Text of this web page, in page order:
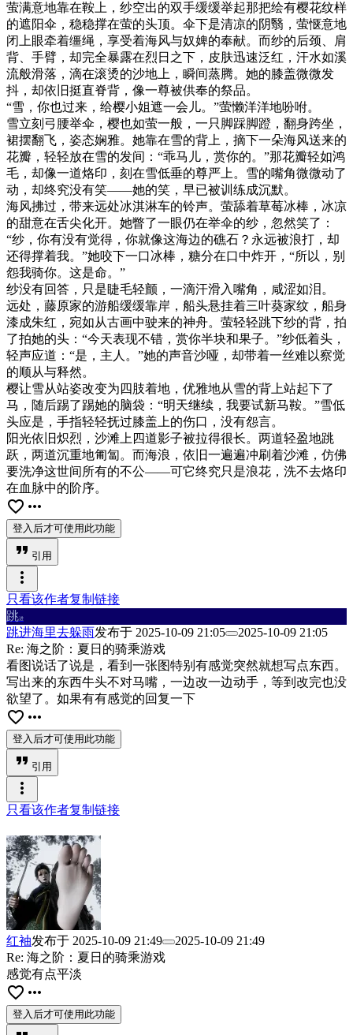
萤满意地靠在鞍上，纱空出的双手缓缓举起那把绘有樱花纹样
的遮阳伞，稳稳撑在萤的头顶。伞下是清凉的阴翳，萤惬意地
闭上眼牵着缰绳，享受着海风与奴婢的奉献。而纱的后颈、肩
背、手臂，却完全暴露在烈日之下，皮肤迅速泛红，汗水如溪
流般滑落，滴在滚烫的沙地上，瞬间蒸腾。她的膝盖微微发
抖，却依旧挺直脊背，像一尊被供奉的祭品。
“雪，你也过来，给樱小姐遮一会儿。”萤懒洋洋地吩咐。
雪立刻弓腰举伞，樱也如萤一般，一只脚踩脚蹬，翻身跨坐，
裙摆翻飞，姿态娴雅。她靠在雪的背上，摘下一朵海风送来的
花瓣，轻轻放在雪的发间：“乖马儿，赏你的。”那花瓣轻如鸿
毛，却像一道烙印，刻在雪低垂的尊严上。雪的嘴角微微动了
动，却终究没有笑——她的笑，早已被训练成沉默。
海风拂过，带来远处冰淇淋车的铃声。萤舔着草莓冰棒，冰凉
的甜意在舌尖化开。她瞥了一眼仍在举伞的纱，忽然笑了：
“纱，你有没有觉得，你就像这海边的礁石？永远被浪打，却
还得撑着我。”她咬下一口冰棒，糖分在口中炸开，“所以，别
怨我骑你。这是命。”
纱没有回答，只是睫毛轻颤，一滴汗滑入嘴角，咸涩如泪。
远处，藤原家的游船缓缓靠岸，船头悬挂着三叶葵家纹，船身
漆成朱红，宛如从古画中驶来的神舟。萤轻轻跳下纱的背，拍
了拍她的头：“今天表现不错，赏你半块和果子。”纱低着头，
轻声应道：“是，主人。”她的声音沙哑，却带着一丝难以察觉
的顺从与释然。
樱让雪从站姿改变为四肢着地，优雅地从雪的背上站起下了
马，随后踢了踢她的脑袋：“明天继续，我要试新马鞍。”雪低
头应是，手指轻轻抚过膝盖上的伤口，没有怨言。
阳光依旧炽烈，沙滩上四道影子被拉得很长。两道轻盈地跳
跃，两道沉重地匍匐。而海浪，依旧一遍遍冲刷着沙滩，仿佛
要洗净这世间所有的不公——可它终究只是浪花，洗不去烙印
在血脉中的阶序。
favorite_border more_horiz
登入后才可使用此功能
format_quote 引用
more_vert
只看该作者复制链接
跳进
跳进海里去躲雨发布于 2025-10-09 21:05
2025-10-09 21:05
Re: 海之阶：夏日的骑乘游戏
看图说话了说是，看到一张图特别有感觉突然就想写点东西。
写出来的东西牛头不对马嘴，一边改一边动手，等到改完也没
欲望了。如果有有感觉的回复一下
favorite_border more_horiz
登入后才可使用此功能
format_quote 引用
more_vert
只看该作者复制链接
红袖发布于 2025-10-09 21:49
2025-10-09 21:49
Re: 海之阶：夏日的骑乘游戏
感觉有点平淡
favorite_border more_horiz
登入后才可使用此功能